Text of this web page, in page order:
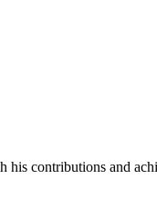
contributions and